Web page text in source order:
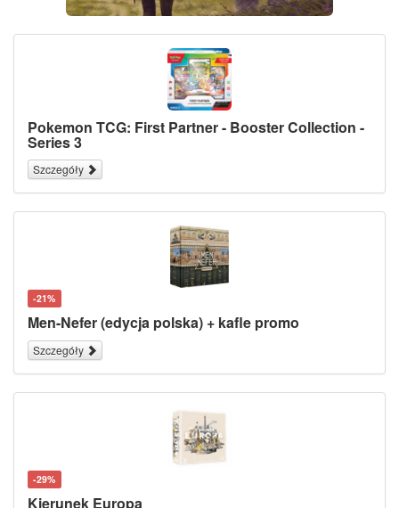
Pokemon TCG: First Partner - Booster Collection -
Series 3
Szczegóły
-21%
Men-Nefer (edycja polska) + kafle promo
Szczegóły
-29%
Kierunek Europa